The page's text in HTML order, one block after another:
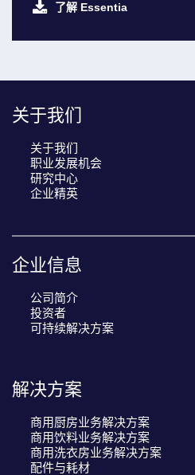
了解 Essentia
关于我们
关于我们
职业发展机会
研究中心
企业精英
企业信息
公司简介
投资者
可持续解决方案
解决方案
商用厨房业务解决方案
商用饮料业务解决方案
商用洗衣房业务解决方案
配件与耗材